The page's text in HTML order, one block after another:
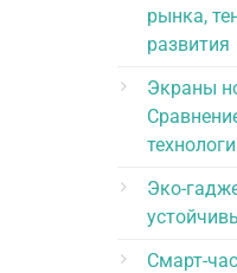
рынка,
развития
Экраны
Эко-
Смарт-